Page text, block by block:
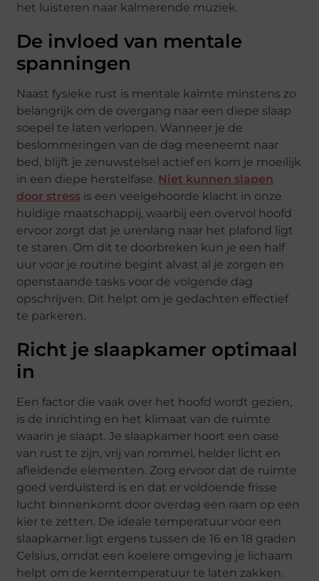
het luisteren naar kalmerende muziek.
De invloed van mentale
spanningen
Naast fysieke rust is mentale kalmte minstens zo
belangrijk om de overgang naar een diepe slaap
soepel te laten verlopen. Wanneer je de
beslommeringen van de dag meeneemt naar
bed, blijft je zenuwstelsel actief en kom je moeilijk
in een diepe herstelfase. Niet kunnen slapen
door stress is een veelgehoorde klacht in onze
huidige maatschappij, waarbij een overvol hoofd
ervoor zorgt dat je urenlang naar het plafond ligt
te staren. Om dit te doorbreken kun je een half
uur voor je routine begint alvast al je zorgen en
openstaande tasks voor de volgende dag
opschrijven. Dit helpt om je gedachten effectief
te parkeren.
Richt je slaapkamer optimaal
in
Een factor die vaak over het hoofd wordt gezien,
is de inrichting en het klimaat van de ruimte
waarin je slaapt. Je slaapkamer hoort een oase
van rust te zijn, vrij van rommel, helder licht en
afleidende elementen. Zorg ervoor dat de ruimte
goed verduisterd is en dat er voldoende frisse
lucht binnenkomt door overdag een raam op een
kier te zetten. De ideale temperatuur voor een
slaapkamer ligt ergens tussen de 16 en 18 graden
Celsius, omdat een koelere omgeving je lichaam
helpt om de kerntemperatuur te laten zakken.